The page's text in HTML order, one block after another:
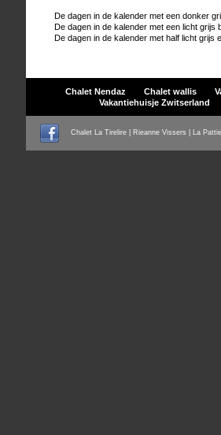
De dagen in de kalender met een donker
De dagen in de kalender met een licht grijs
De dagen in de kalender met half licht
Chalet Nendaz Chalet wallis
Vakantiehuisje Zwitserland
Chalet La Tirelire | Rieanne Vissers | La